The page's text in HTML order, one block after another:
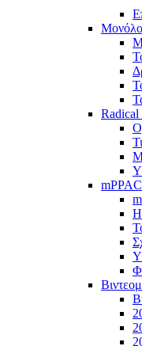
Radical